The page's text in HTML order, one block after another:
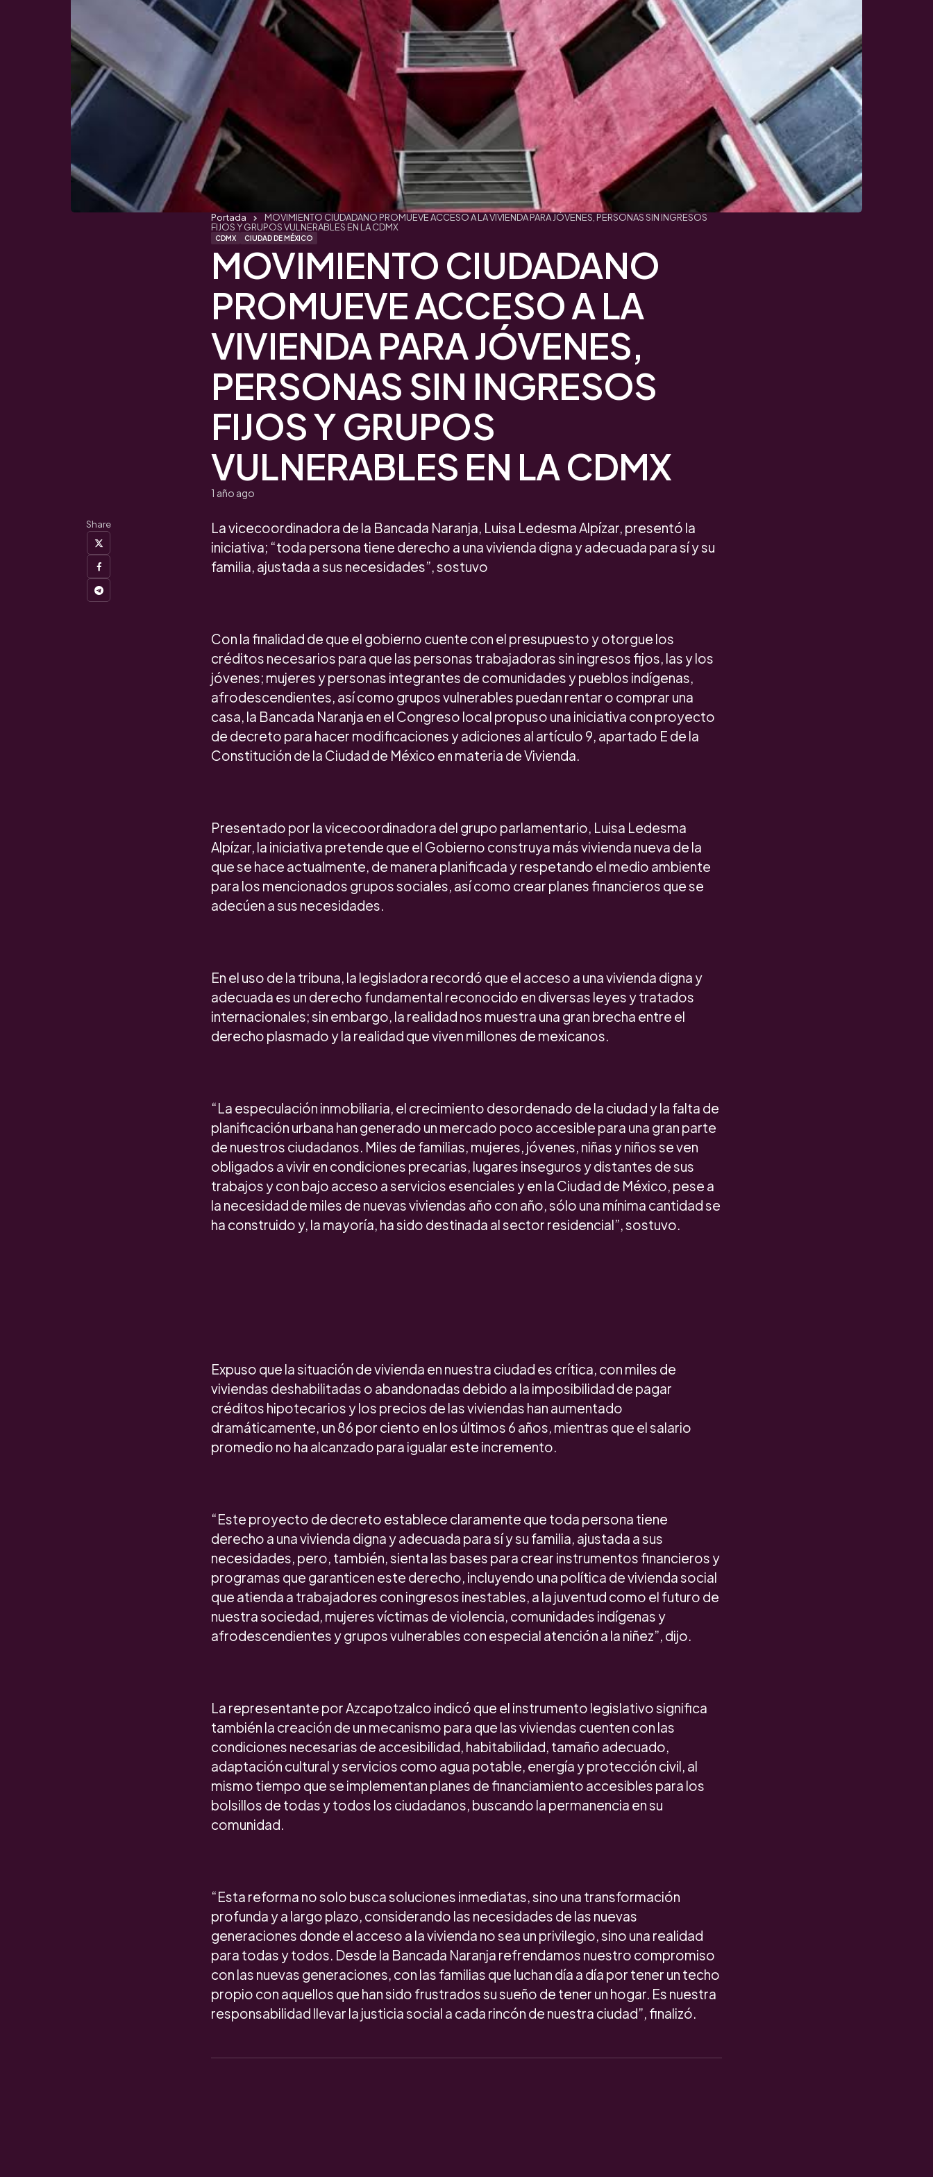
CDMX CIUDAD DE MÉXICO
MOVIMIENTO CIUDADANO
PROMUEVE ACCESO A LA
VIVIENDA PARA JÓVENES,
PERSONAS SIN INGRESOS
FIJOS Y GRUPOS
VULNERABLES EN LA CDMX
1 año ago
Portada
MOVIMIENTO CIUDADANO PROMUEVE ACCESO A LA VIVIENDA PARA JÓVENES, PERSONAS SIN INGRESOS
FIJOS Y GRUPOS VULNERABLES EN LA CDMX
Share
La vicecoordinadora de la Bancada Naranja, Luisa Ledesma Alpízar, presentó la
iniciativa; “toda persona tiene derecho a una vivienda digna y adecuada para sí y su
familia, ajustada a sus necesidades”, sostuvo
Con la finalidad de que el gobierno cuente con el presupuesto y otorgue los
créditos necesarios para que las personas trabajadoras sin ingresos fijos, las y los
jóvenes; mujeres y personas integrantes de comunidades y pueblos indígenas,
afrodescendientes, así como grupos vulnerables puedan rentar o comprar una
casa, la Bancada Naranja en el Congreso local propuso una iniciativa con proyecto
de decreto para hacer modificaciones y adiciones al artículo 9, apartado E de la
Constitución de la Ciudad de México en materia de Vivienda.
Presentado por la vicecoordinadora del grupo parlamentario, Luisa Ledesma
Alpízar, la iniciativa pretende que el Gobierno construya más vivienda nueva de la
que se hace actualmente, de manera planificada y respetando el medio ambiente
para los mencionados grupos sociales, así como crear planes financieros que se
adecúen a sus necesidades.
En el uso de la tribuna, la legisladora recordó que el acceso a una vivienda digna y
adecuada es un derecho fundamental reconocido en diversas leyes y tratados
internacionales; sin embargo, la realidad nos muestra una gran brecha entre el
derecho plasmado y la realidad que viven millones de mexicanos.
“La especulación inmobiliaria, el crecimiento desordenado de la ciudad y la falta de
planificación urbana han generado un mercado poco accesible para una gran parte
de nuestros ciudadanos. Miles de familias, mujeres, jóvenes, niñas y niños se ven
obligados a vivir en condiciones precarias, lugares inseguros y distantes de sus
trabajos y con bajo acceso a servicios esenciales y en la Ciudad de México, pese a
la necesidad de miles de nuevas viviendas año con año, sólo una mínima cantidad se
ha construido y, la mayoría, ha sido destinada al sector residencial”, sostuvo.
Expuso que la situación de vivienda en nuestra ciudad es crítica, con miles de
viviendas deshabilitadas o abandonadas debido a la imposibilidad de pagar
créditos hipotecarios y los precios de las viviendas han aumentado
dramáticamente, un 86 por ciento en los últimos 6 años, mientras que el salario
promedio no ha alcanzado para igualar este incremento.
“Este proyecto de decreto establece claramente que toda persona tiene
derecho a una vivienda digna y adecuada para sí y su familia, ajustada a sus
necesidades, pero, también, sienta las bases para crear instrumentos financieros y
programas que garanticen este derecho, incluyendo una política de vivienda social
que atienda a trabajadores con ingresos inestables, a la juventud como el futuro de
nuestra sociedad, mujeres víctimas de violencia, comunidades indígenas y
afrodescendientes y grupos vulnerables con especial atención a la niñez”, dijo.
La representante por Azcapotzalco indicó que el instrumento legislativo significa
también la creación de un mecanismo para que las viviendas cuenten con las
condiciones necesarias de accesibilidad, habitabilidad, tamaño adecuado,
adaptación cultural y servicios como agua potable, energía y protección civil, al
mismo tiempo que se implementan planes de financiamiento accesibles para los
bolsillos de todas y todos los ciudadanos, buscando la permanencia en su
comunidad.
“Esta reforma no solo busca soluciones inmediatas, sino una transformación
profunda y a largo plazo, considerando las necesidades de las nuevas
generaciones donde el acceso a la vivienda no sea un privilegio, sino una realidad
para todas y todos. Desde la Bancada Naranja refrendamos nuestro compromiso
con las nuevas generaciones, con las familias que luchan día a día por tener un techo
propio con aquellos que han sido frustrados su sueño de tener un hogar. Es nuestra
responsabilidad llevar la justicia social a cada rincón de nuestra ciudad”, finalizó.